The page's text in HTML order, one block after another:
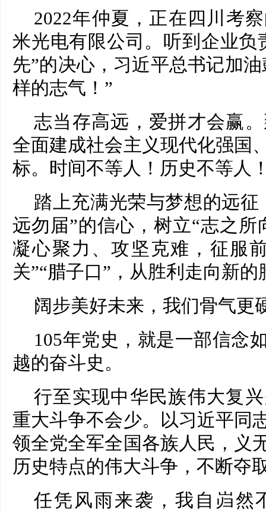
2022年仲夏，正在四川考
米光电有限公司。听到企业负
先”的决心，习近平总书记加
样的志气！”
志当存高远，爱拼才会赢
全面建成社会主义现代化强国
标。时间不等人！历史不等人
踏上充满光荣与梦想的远
远勿届”的信心，树立“志之
凝心聚力、攻坚克难，征服
关”“腊子口”，从胜利走向新的
阔步美好未来，我们骨气更
105年党史，就是一部信念
越的奋斗史。
行至实现中华民族伟大复
重大斗争不会少。以习近平同
领全党全军全国各族人民，义
历史特点的伟大斗争，不断夺
任凭风雨来袭，我自岿然